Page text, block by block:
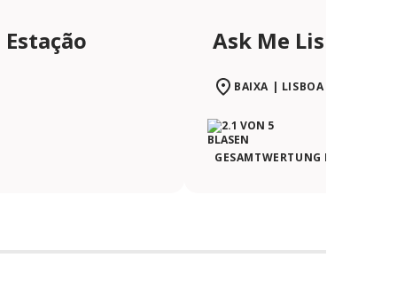
Ask Me Lisboa |
BAIXA | LISBOA
GESAMTWERTUNG DER